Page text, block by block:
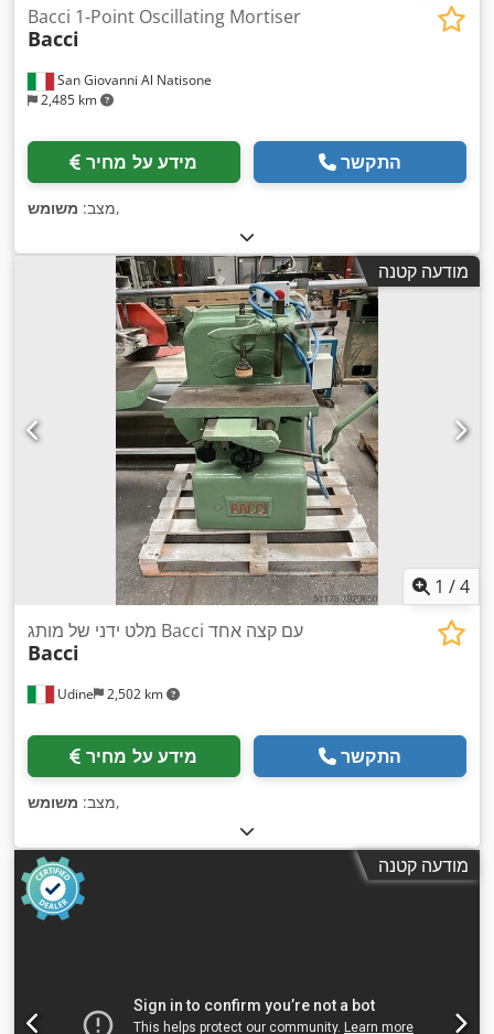
San Giovanni Al Natisone
2,485 km
Bacci 1-Point Oscillating Mortiser
Bacci
מידע על מחיר התקשר
מצב: משומש ,
מודעה קטנה
1 /4
Udine 2,502 km
מלט ידני של מותג Bacci עם קצה אחד
Bacci
מידע על מחיר התקשר
מצב: משומש ,
מודעה קטנה